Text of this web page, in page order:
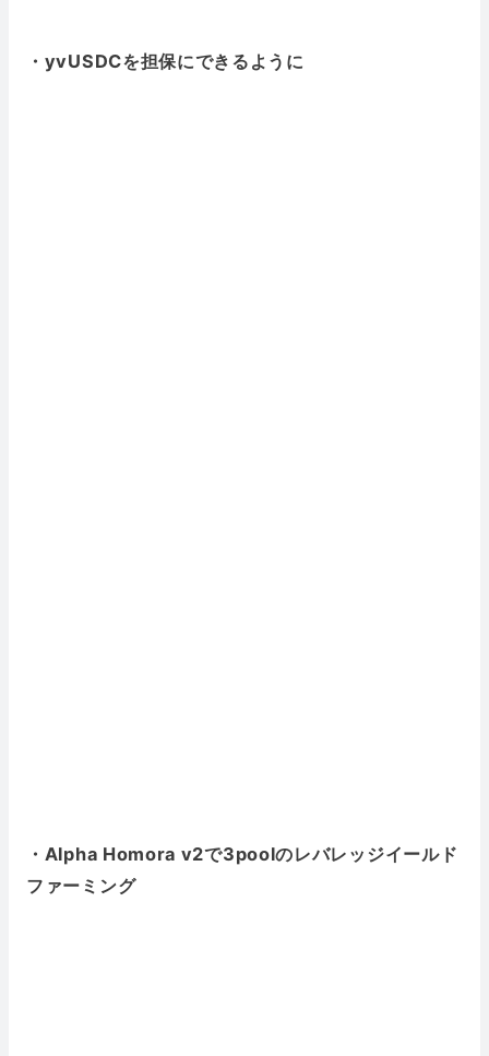
・yvUSDCを担保にできるように
・Alpha Homora v2で3poolのレバレッジイールド
ファーミング